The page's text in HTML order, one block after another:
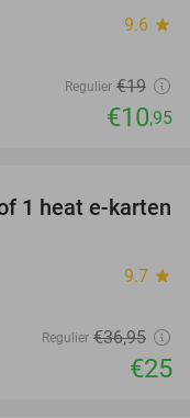
9.6 star
Regulier €19
€10,95
32%
1 heat e-karten
9.7 star
Regulier €36,95
€25